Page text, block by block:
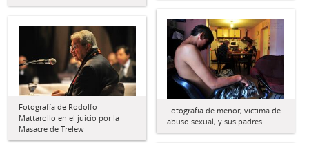
Fotografía de menor, víctima de
abuso sexual, y sus padres
Fotografía de Rodolfo
Mattarollo en el juicio por la
Masacre de Trelew